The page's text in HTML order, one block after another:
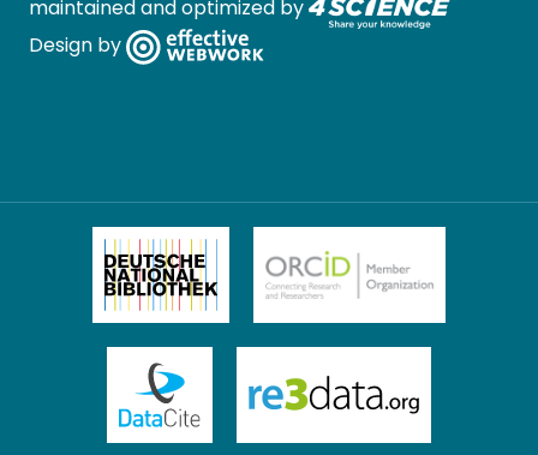
maintained and optimized by
Design by